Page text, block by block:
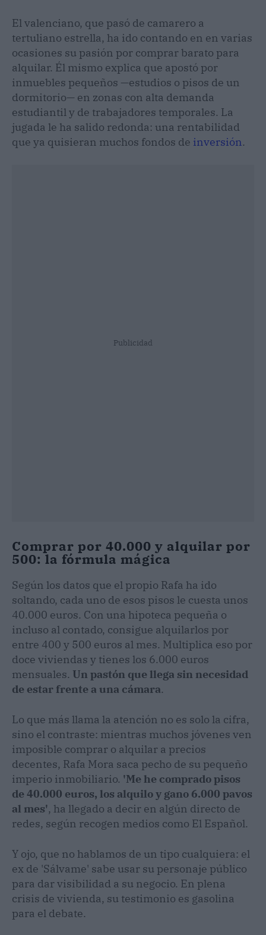
El valenciano, que pasó de camarero a
tertuliano estrella, ha ido contando en en varias
ocasiones su pasión por comprar barato para
alquilar. Él mismo explica que apostó por
inmuebles pequeños —estudios o pisos de un
dormitorio— en zonas con alta demanda
estudiantil y de trabajadores temporales. La
jugada le ha salido redonda: una rentabilidad
que ya quisieran muchos fondos de inversión.
Publicidad
Comprar por 40.000 y alquilar por
500: la fórmula mágica
Según los datos que el propio Rafa ha ido
soltando, cada uno de esos pisos le cuesta unos
40.000 euros. Con una hipoteca pequeña o
incluso al contado, consigue alquilarlos por
entre 400 y 500 euros al mes. Multiplica eso por
doce viviendas y tienes los 6.000 euros
mensuales. Un pastón que llega sin necesidad
de estar frente a una cámara.
Lo que más llama la atención no es solo la cifra,
sino el contraste: mientras muchos jóvenes ven
imposible comprar o alquilar a precios
decentes, Rafa Mora saca pecho de su pequeño
imperio inmobiliario. 'Me he comprado pisos
de 40.000 euros, los alquilo y gano 6.000 pavos
al mes', ha llegado a decir en algún directo de
redes, según recogen medios como El Español.
Y ojo, que no hablamos de un tipo cualquiera: el
ex de 'Sálvame' sabe usar su personaje público
para dar visibilidad a su negocio. En plena
crisis de vivienda, su testimonio es gasolina
para el debate.